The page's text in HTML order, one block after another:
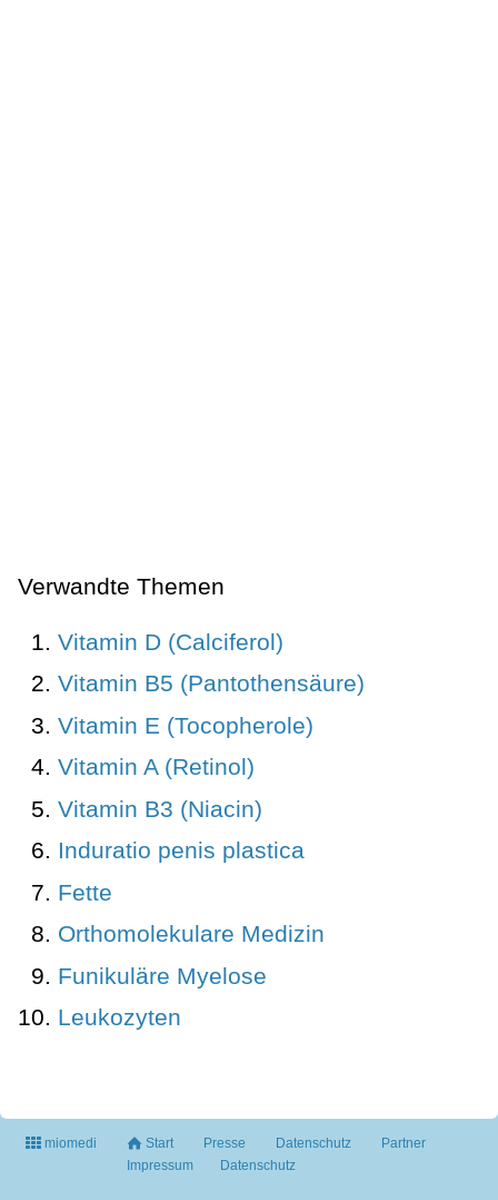
Verwandte Themen
Vitamin D (Calciferol)
Vitamin B5 (Pantothensäure)
Vitamin E (Tocopherole)
Vitamin A (Retinol)
Vitamin B3 (Niacin)
Induratio penis plastica
Fette
Orthomolekulare Medizin
Funikuläre Myelose
Leukozyten
miomedi Start Presse Datenschutz
Partner
Impressum
Datenschutz